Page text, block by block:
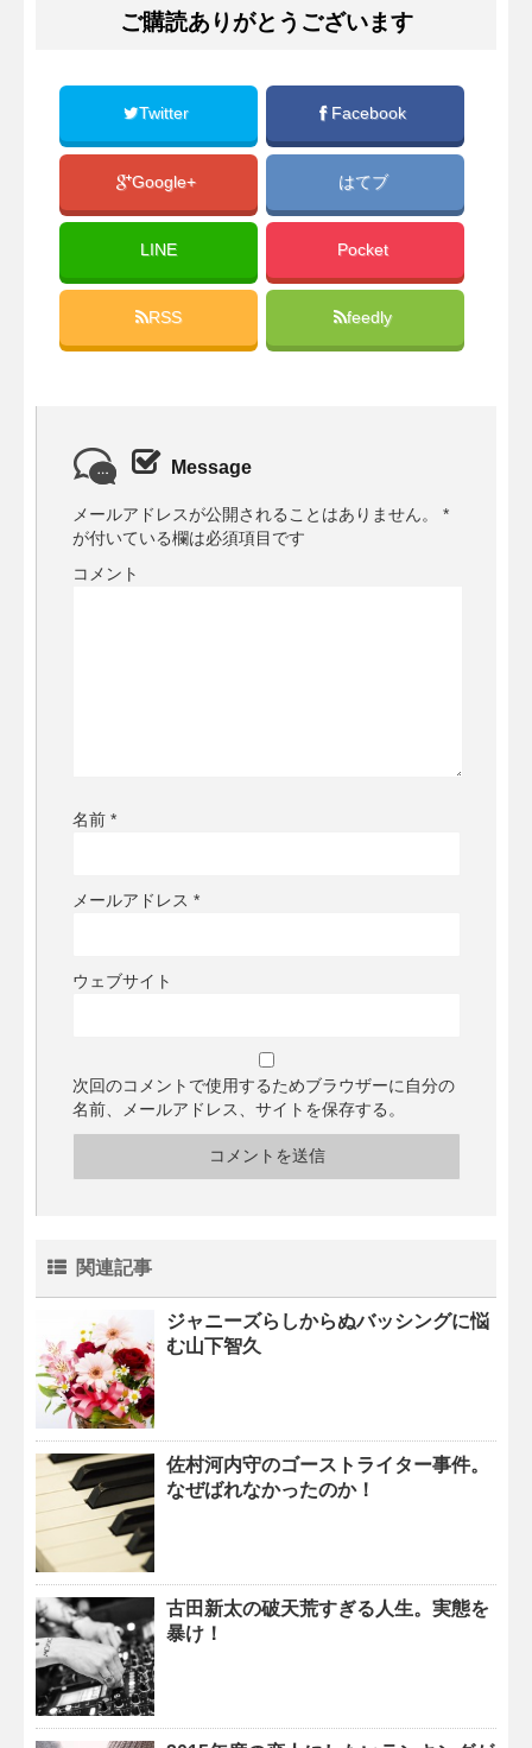
ご購読ありがとうございます
Twitter Facebook
Google+ はてブ
LINE Pocket
RSS feedly
Message
メールアドレスが公開されることはありません。
*
が付いている欄は必須項目です
コメント
名前 *
メールアドレス *
ウェブサイト
次回のコメントで使用するためブラウザーに自分の
名前、メールアドレス、サイトを保存する。
関連記事
ジャニーズらしからぬバッシングに悩
む山下智久
佐村河内守のゴーストライター事件。
なぜばれなかったのか！
古田新太の破天荒すぎる人生。実態を
暴け！